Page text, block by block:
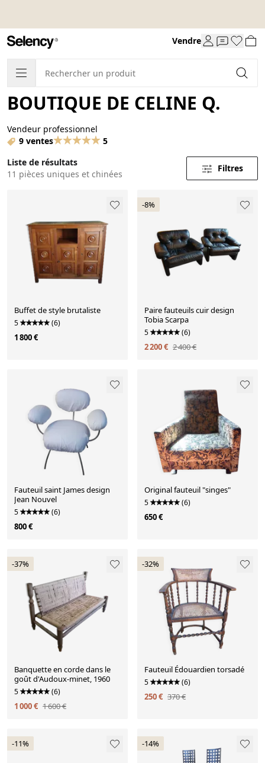
Vendre
BOUTIQUE DE CELINE Q.
Vendeur professionnel
9 ventes
5
Liste de résultats
11 pièces uniques et chinées
Filtres
Buffet de style brutaliste
5 (6)
1 800 €
-8%
Paire fauteuils cuir design
Tobia Scarpa
5 (6)
2 200 € 2 400 €
Fauteuil saint James design
Jean Nouvel
5 (6)
800 €
Original fauteuil "singes"
5 (6)
650 €
-37%
Banquette en corde dans le
goût d'Audoux-minet, 1960
5 (6)
1 000 € 1 600 €
-32%
Fauteuil Édouardien torsadé
5 (6)
250 € 370 €
-11% -14%